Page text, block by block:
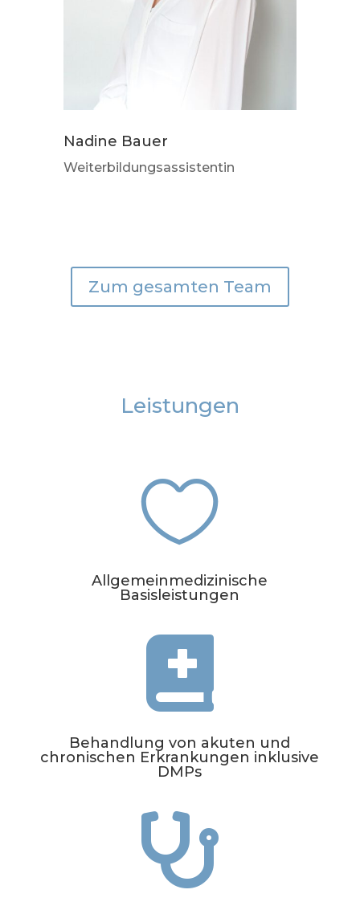
Nadine Bauer
Weiterbildungsassistentin
Zum gesamten Team
Leistungen

Allgemeinmedizinische
Basisleistungen

Behandlung von akuten und
chronischen Erkrankungen inklusive
DMPs
